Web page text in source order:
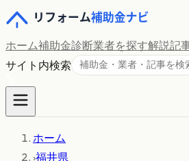
ホーム補助金診断業者を探す解説記
サイト内検索
ホーム
›福井県